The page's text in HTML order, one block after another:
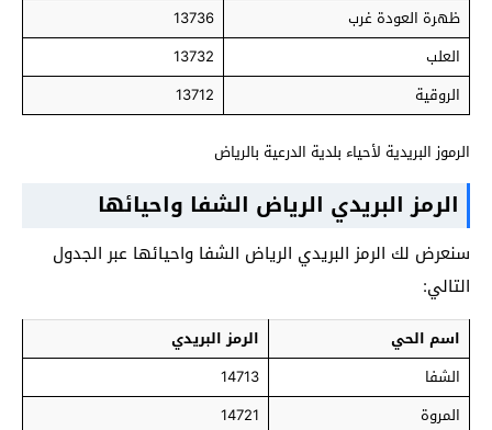
ظهرة العودة غرب
13736
العلب
13732
الروقية
13712
الرموز البريدية لأحياء بلدية الدرعية بالرياض
الرمز البريدي الرياض الشفا واحيائها
سنعرض لك الرمز البريدي الرياض الشفا واحيائها عبر الجدول
التالي:
اسم الحي
الرمز البريدي
الشفا
14713
المروة
14721